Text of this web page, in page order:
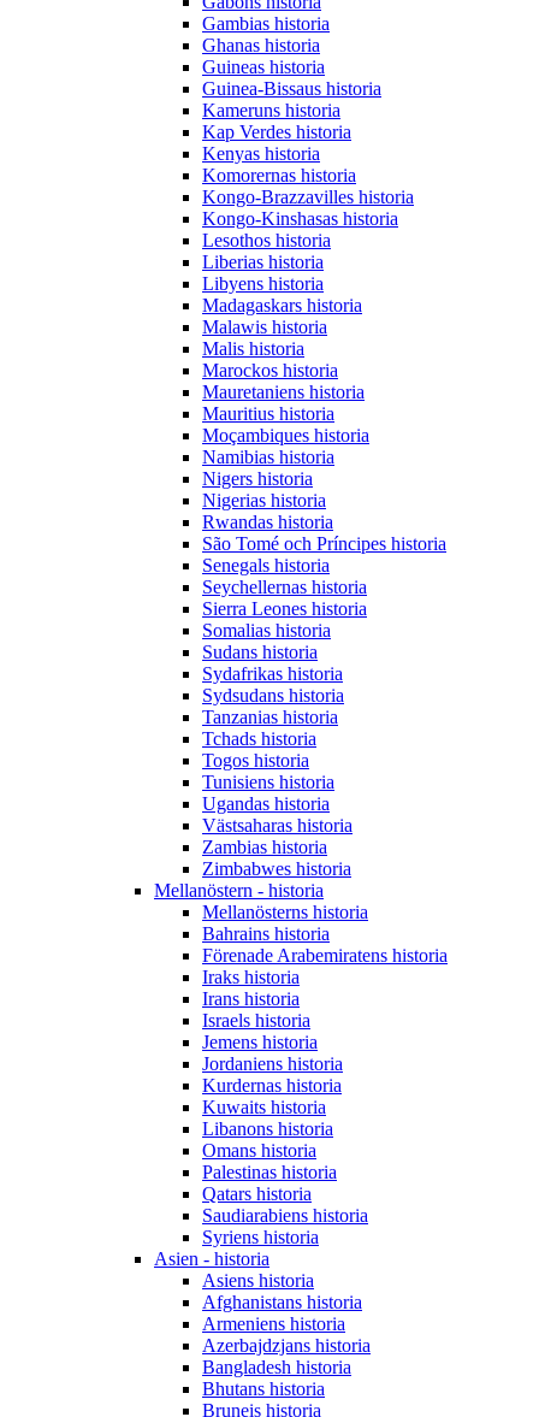
Gambias historia
Ghanas historia
Guineas historia
Guinea-Bissaus historia
Kameruns historia
Kap Verdes historia
Kenyas historia
Komorernas historia
Kongo-Brazzavilles historia
Kongo-Kinshasas historia
Lesothos historia
Liberias historia
Libyens historia
Madagaskars historia
Malawis historia
Malis historia
Marockos historia
Mauretaniens historia
Mauritius historia
Moçambiques historia
Namibias historia
Nigers historia
Nigerias historia
Rwandas historia
São Tomé och Príncipes historia
Senegals historia
Seychellernas historia
Sierra Leones historia
Somalias historia
Sudans historia
Sydafrikas historia
Sydsudans historia
Tanzanias historia
Tchads historia
Togos historia
Tunisiens historia
Ugandas historia
Västsaharas historia
Zambias historia
Zimbabwes historia
Mellanöstern - historia
Mellanösterns historia
Bahrains historia
Förenade Arabemiratens historia
Iraks historia
Irans historia
Israels historia
Jemens historia
Jordaniens historia
Kurdernas historia
Kuwaits historia
Libanons historia
Omans historia
Palestinas historia
Qatars historia
Saudiarabiens historia
Syriens historia
Asien - historia
Asiens historia
Afghanistans historia
Armeniens historia
Azerbajdzjans historia
Bangladesh historia
Bhutans historia
Bruneis historia